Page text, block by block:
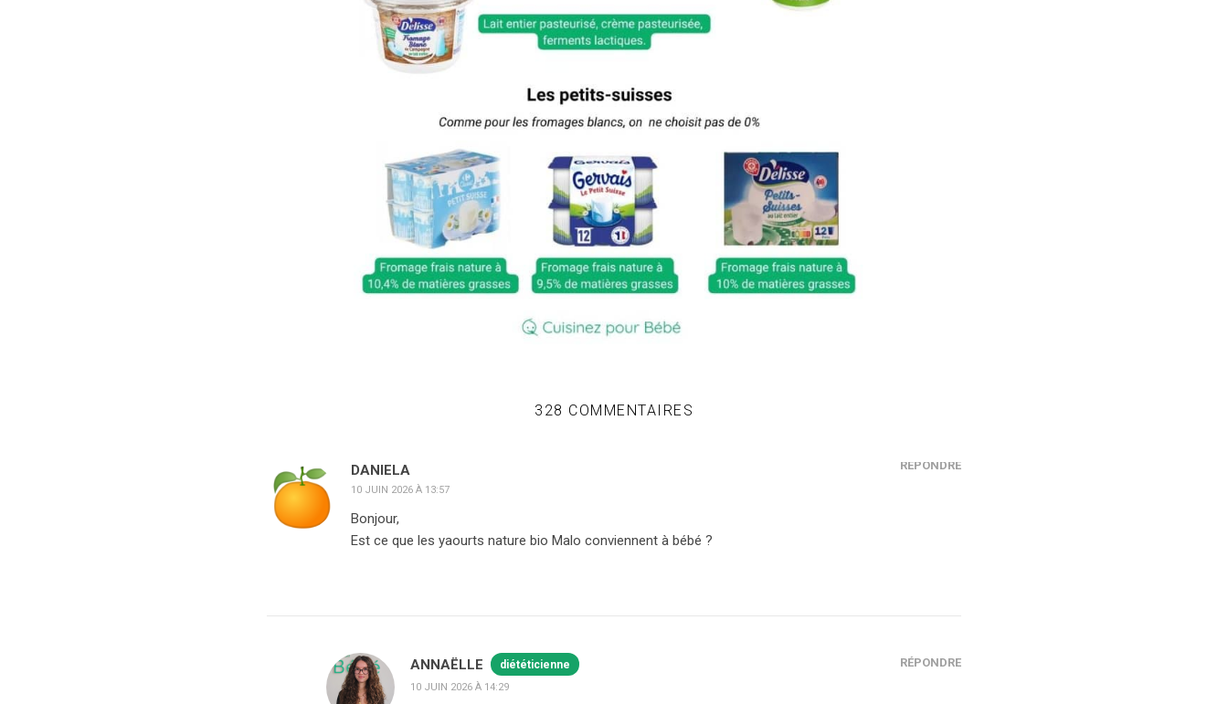
328 COMMENTAIRES
DANIELA
10 JUIN 2026 À 13:57
RÉPONDRE
Bonjour,
Est ce que les yaourts nature bio Malo conviennent à bébé ?
ANNAËLLE diététicienne
10 JUIN 2026 À 14:29
RÉPONDRE